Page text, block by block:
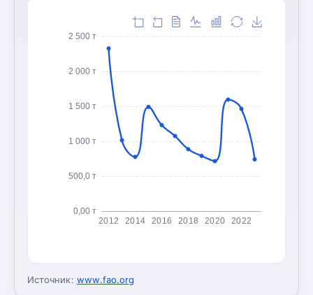
0,00 т
500,0 т
1 000 т
1 500 т
2 000 т
2 500 т
2012 2014 2016 2018 2020 2022
Источник: www.fao.org